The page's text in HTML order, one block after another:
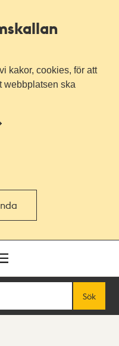
kakor, cookies, för att
webbplatsen ska
Sök